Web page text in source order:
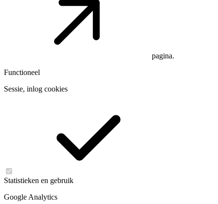
pagina.
Functioneel
Sessie, inlog cookies
Statistieken en gebruik
Google Analytics